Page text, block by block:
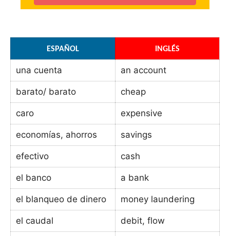
ESPAÑOL INGLÉS
una cuenta an account
barato/ barato cheap
caro expensive
economías, ahorros savings
efectivo cash
el banco a bank
el blanqueo de dinero money laundering
el caudal debit, flow